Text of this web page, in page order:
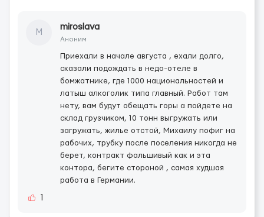
M
miroslava
Аноним
Приехали в начале августа , ехали долго,
сказали подождать в недо-отеле в
бомжатнике, где 1000 национальностей и
латыш алкоголик типа главный. Работ там
нету, вам будут обещать горы а пойдете на
склад грузчиком, 10 тонн выгружать или
загружать, жилье отстой, Михаилу пофиг на
рабочих, трубку после поселения никогда не
берет, контракт фальшивый как и эта
контора, бегите стороной , самая худшая
работа в Германии.